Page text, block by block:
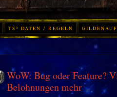
TS³ DATEN / REGELN
WoW: Bug oder Feature?
Belohnungen mehr